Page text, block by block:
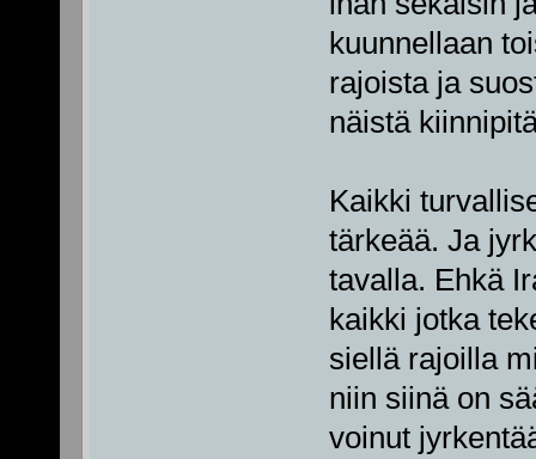
kuunnellaan
rajoista ja
näistä
Kaikki
tärkeää. Ja
tavalla. Ehkä
kaikki jotka
siellä rajoilla
niin siinä on
voinut